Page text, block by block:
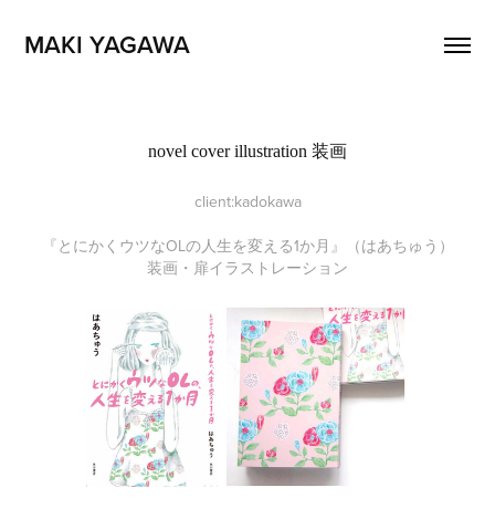
MAKI YAGAWA
novel cover illustration 装画
client:kadokawa
『とにかくウツなOLの人生を変える1か月』（はあちゅう）
装画・扉イラストレーション